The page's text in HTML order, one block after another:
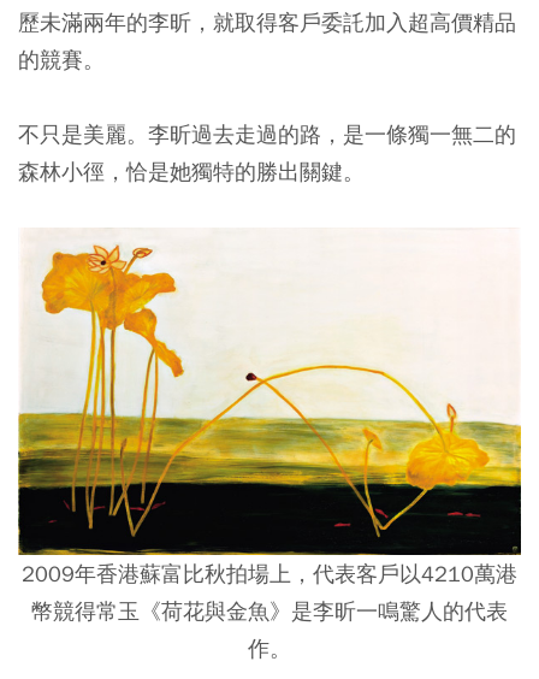
歷未滿兩年的李昕，就取得客戶委託加入超高價精品
的競賽。
不只是美麗。李昕過去走過的路，是一條獨一無二的
森林小徑，恰是她獨特的勝出關鍵。
2009年香港蘇富比秋拍場上，代表客戶以4210萬港
幣競得常玉《荷花與金魚》是李昕一鳴驚人的代表
作。